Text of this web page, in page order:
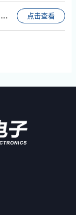
TO-220 TO-263 220F TO-220FL 262 202 92 263A 126 220AC 126F 277 92LM 220FAC 3P 3PN 3PH 点焊料 卤素 CANEC25029495802 2025-12-2 点击查看